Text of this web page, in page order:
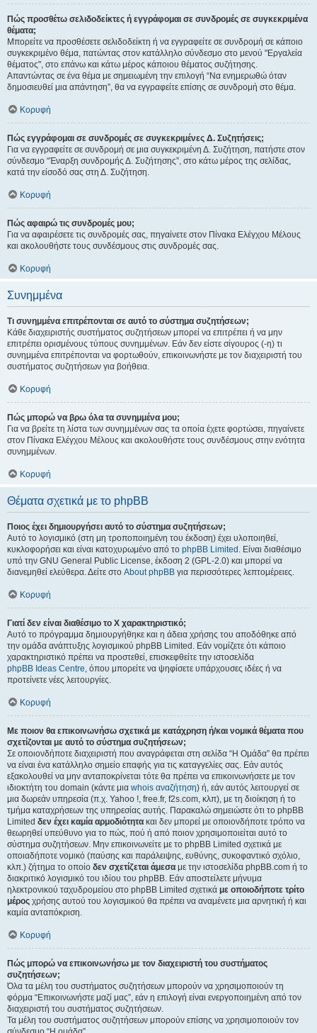
Πώς προσθέτω σελιδοδείκτες ή εγγράφομαι σε συνδρομές σε συγκεκριμένα
θέματα;
Μπορείτε να προσθέσετε σελιδοδείκτη ή να εγγραφείτε σε συνδρομή σε κάποιο
συγκεκριμένο θέμα, πατώντας στον κατάλληλο σύνδεσμο στο μενού "Εργαλεία
θέματος", στο επάνω και κάτω μέρος κάποιου θέματος συζήτησης.
Απαντώντας σε ένα θέμα με σημειωμένη την επιλογή “Να ενημερωθώ όταν
δημοσιευθεί μια απάντηση”, θα να εγγραφείτε επίσης σε συνδρομή στο θέμα.
Κορυφή
Πώς εγγράφομαι σε συνδρομές σε συγκεκριμένες Δ. Συζητήσεις;
Για να εγγραφείτε σε συνδρομή σε μια συγκεκριμένη Δ. Συζήτηση, πατήστε στον
σύνδεσμο “Έναρξη συνδρομής Δ. Συζήτησης”, στο κάτω μέρος της σελίδας,
κατά την είσοδό σας στη Δ. Συζήτηση.
Κορυφή
Πώς αφαιρώ τις συνδρομές μου;
Για να αφαιρέσετε τις συνδρομές σας, πηγαίνετε στον Πίνακα Ελέγχου Μέλους
και ακολουθήστε τους συνδέσμους στις συνδρομές σας.
Κορυφή
Συνημμένα
Τι συνημμένα επιτρέπονται σε αυτό το σύστημα συζητήσεων;
Κάθε διαχειριστής συστήματος συζητήσεων μπορεί να επιτρέπει ή να μην
επιτρέπει ορισμένους τύπους συνημμένων. Εάν δεν είστε σίγουρος (-η) τι
συνημμένα επιτρέπονται να φορτωθούν, επικοινωνήστε με τον διαχειριστή του
συστήματος συζητήσεων για βοήθεια.
Κορυφή
Πώς μπορώ να βρω όλα τα συνημμένα μου;
Για να βρείτε τη λίστα των συνημμένων σας τα οποία έχετε φορτώσει, πηγαίνετε
στον Πίνακα Ελέγχου Μέλους και ακολουθήστε τους συνδέσμους στην ενότητα
συνημμένων.
Κορυφή
Θέματα σχετικά με το phpBB
Ποιος έχει δημιουργήσει αυτό το σύστημα συζητήσεων;
Αυτό το λογισμικό (στη μη τροποποιημένη του έκδοση) έχει υλοποιηθεί,
κυκλοφορήσει και είναι κατοχυρωμένο από το phpBB Limited . Είναι διαθέσιμο
υπό την GNU General Public License, έκδοση 2 (GPL-2.0) και μπορεί να
διανεμηθεί ελεύθερα. Δείτε στο About phpBB για περισσότερες λεπτομέρειες.
Κορυφή
Γιατί δεν είναι διαθέσιμο το Χ χαρακτηριστικό;
Αυτό το πρόγραμμα δημιουργήθηκε και η άδεια χρήσης του αποδόθηκε από
την ομάδα ανάπτυξης λογισμικού phpBB Limited. Εάν νομίζετε ότι κάποιο
χαρακτηριστικό πρέπει να προστεθεί, επισκεφθείτε την ιστοσελίδα
phpBB Ideas Centre, όπου μπορείτε να ψηφίσετε υπάρχουσες ιδέες ή να
προτείνετε νέες λειτουργίες.
Κορυφή
Με ποιον θα επικοινωνήσω σχετικά με κατάχρηση ή/και νομικά θέματα που
σχετίζονται με αυτό το σύστημα συζητήσεων;
Σε οποιονδήποτε διαχειριστή που αναγράφεται στη σελίδα “Η Ομάδα” θα πρέπει
να είναι ένα κατάλληλο σημείο επαφής για τις καταγγελίες σας. Εάν αυτός
εξακολουθεί να μην ανταποκρίνεται τότε θα πρέπει να επικοινωνήσετε με τον
ιδιοκτήτη του domain (κάντε μια whois αναζήτηση) ή, εάν αυτός λειτουργεί σε
μια δωρεάν υπηρεσία (π.χ. Yahoo !, free.fr, f2s.com, κλπ), με τη διοίκηση ή το
τμήμα καταχρήσεων της υπηρεσίας αυτής. Παρακαλώ σημειώστε ότι το phpBB
Limited δεν έχει καμία αρμοδιότητα και δεν μπορεί με οποιονδήποτε τρόπο να
θεωρηθεί υπεύθυνο για το πώς, πού ή από ποιον χρησιμοποιείται αυτό το
σύστημα συζητήσεων. Μην επικοινωνείτε με το phpBB Limited σχετικά με
οποιαδήποτε νομικό (παύσης και παράλειψης, ευθύνης, συκοφαντικό σχόλιο,
κλπ.) ζήτημα το οποίο δεν σχετίζεται άμεσα με την ιστοσελίδα phpBB.com ή το
διακριτικό λογισμικό του ιδίου του phpBB. Εάν αποστείλετε μήνυμα
ηλεκτρονικού ταχυδρομείου στο phpBB Limited σχετικά με οποιοδήποτε τρίτο
μέρος χρήσης αυτού του λογισμικού θα πρέπει να αναμένετε μια αρνητική ή και
καμία ανταπόκριση.
Κορυφή
Πώς μπορώ να επικοινωνήσω με τον διαχειριστή του συστήματος
συζητήσεων;
Όλα τα μέλη του συστήματος συζητήσεων μπορούν να χρησιμοποιούν τη
φόρμα “Επικοινωνήστε μαζί μας”, εάν η επιλογή είναι ενεργοποιημένη από τον
διαχειριστή του συστήματος συζητήσεων.
Τα μέλη του συστήματος συζητήσεων μπορούν επίσης να χρησιμοποιούν τον